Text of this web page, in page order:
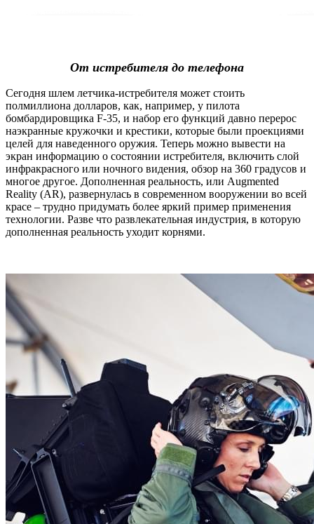
От истребителя до телефона
Сегодня шлем летчика-истребителя может стоить
полмиллиона долларов, как, например, у пилота
бомбардировщика F-35, и набор его функций давно перерос
наэкранные кружочки и крестики, которые были проекциями
целей для наведенного оружия. Теперь можно вывести на
экран информацию о состоянии истребителя, включить слой
инфракрасного или ночного видения, обзор на 360 градусов и
многое другое. Дополненная реальность, или Augmented
Reality (AR), развернулась в современном вооружении во всей
красе – трудно придумать более яркий пример применения
технологии. Разве что развлекательная индустрия, в которую
дополненная реальность уходит корнями.